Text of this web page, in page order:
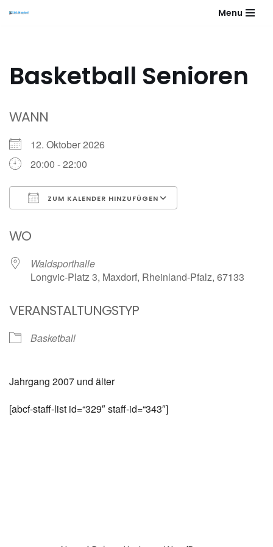
Menu
Basketball Senioren
WANN
12. Oktober 2026
20:00 - 22:00
ZUM KALENDER HINZUFÜGEN
WO
Waldsporthalle
Longvic-Platz 3, Maxdorf, Rheinland-Pfalz, 67133
VERANSTALTUNGSTYP
Basketball
Jahrgang 2007 und älter
[abcf-staff-list id=“329″ staff-id=“343″]